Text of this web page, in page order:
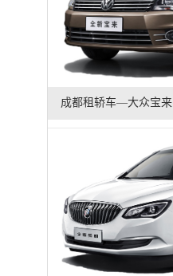
成都租轿车—大众宝来